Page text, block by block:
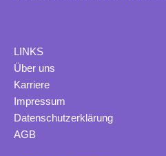
LINKS
Über uns
Karriere
Impressum
Datenschutzerklärung
AGB